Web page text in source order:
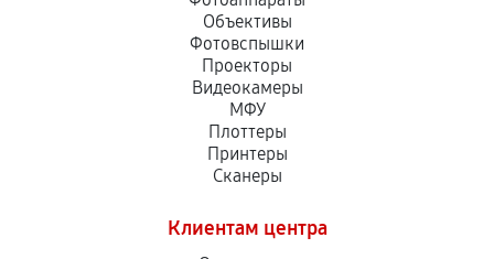
Объективы
Фотовспышки
Проекторы
Видеокамеры
МФУ
Плоттеры
Принтеры
Сканеры
Клиентам центра